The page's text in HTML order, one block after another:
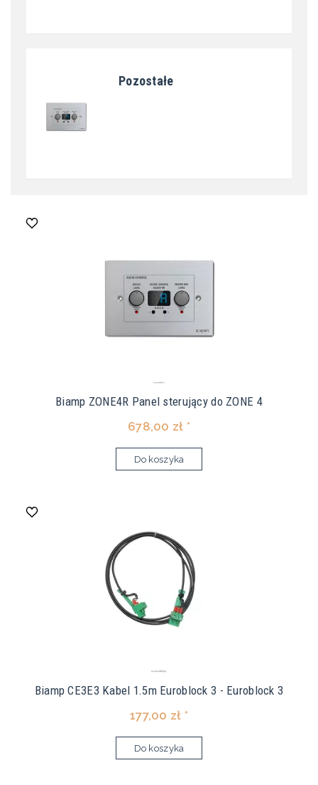
Pozostałe
Biamp ZONE4R Panel sterujący do ZONE 4
678,00 zł *
Do koszyka
Biamp CE3E3 Kabel 1.5m Euroblock 3 - Euroblock 3
177,00 zł *
Do koszyka